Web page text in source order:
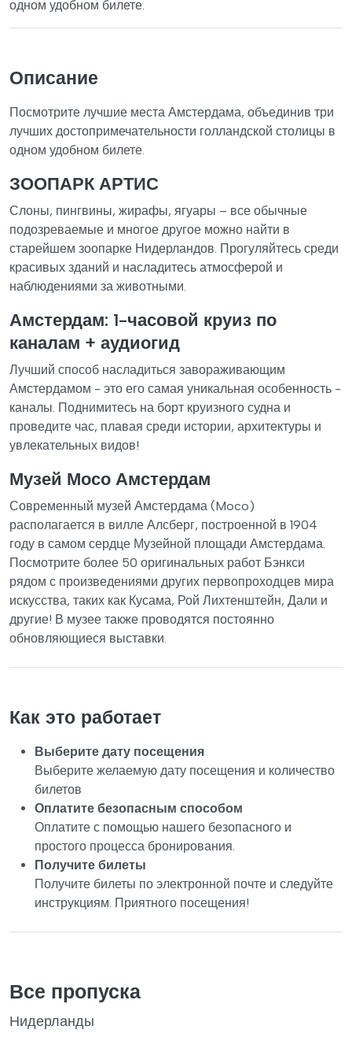
одном удобном билете.
Описание
Посмотрите лучшие места Амстердама, объединив три
лучших достопримечательности голландской столицы в
одном удобном билете.
ЗООПАРК АРТИС
Слоны, пингвины, жирафы, ягуары – все обычные
подозреваемые и многое другое можно найти в
старейшем зоопарке Нидерландов. Прогуляйтесь среди
красивых зданий и насладитесь атмосферой и
наблюдениями за животными.
Амстердам: 1-часовой круиз по
каналам + аудиогид
Лучший способ насладиться завораживающим
Амстердамом - это его самая уникальная особенность -
каналы. Поднимитесь на борт круизного судна и
проведите час, плавая среди истории, архитектуры и
увлекательных видов!
Музей Мосо Амстердам
Современный музей Амстердама (Moco)
располагается в вилле Алсберг, построенной в 1904
году в самом сердце Музейной площади Амстердама.
Посмотрите более 50 оригинальных работ Бэнкси
рядом с произведениями других первопроходцев мира
искусства, таких как Кусама, Рой Лихтенштейн, Дали и
другие! В музее также проводятся постоянно
обновляющиеся выставки.
Как это работает
Выберите дату посещения
Выберите желаемую дату посещения и количество
билетов
Оплатите безопасным способом
Оплатите с помощью нашего безопасного и
простого процесса бронирования.
Получите билеты
Получите билеты по электронной почте и следуйте
инструкциям. Приятного посещения!
Все пропуска
Нидерланды